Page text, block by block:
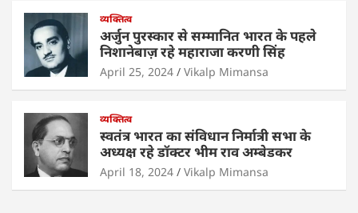
व्यक्तित्व
अर्जुन पुरस्कार से सम्मानित भारत के पहले
निशानेबाज़ रहे महाराजा करणी सिंह
April 25, 2024 Vikalp Mimansa
व्यक्तित्व
स्वतंत्र भारत का संविधान निर्मात्री सभा के
अध्यक्ष रहे डॉक्टर भीम राव अम्बेडकर
April 18, 2024 Vikalp Mimansa